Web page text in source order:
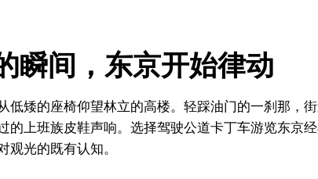
瞬间，东京开始律动
低矮的座椅仰望林立的高楼。轻踩油门的一刹那，
的上班族皮鞋声响。选择驾驶公道卡丁车游览东京
光的既有认知。